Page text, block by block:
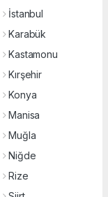
İstanbul
Karabük
Kastamonu
Kırşehir
Konya
Manisa
Muğla
Niğde
Rize